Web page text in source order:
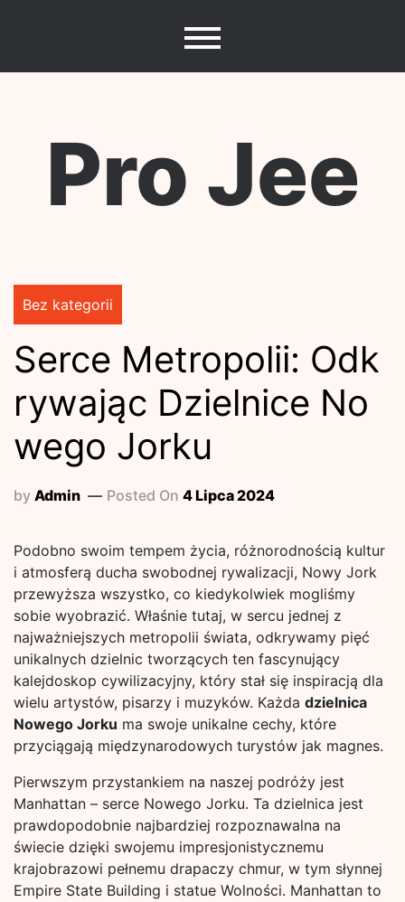
Pro Jee
Bez kategorii
Serce Metropolii: Odk
rywając Dzielnice No
wego Jorku
by Admin Posted On 4 Lipca 2024
Podobno swoim tempem życia, różnorodnością kultur
i atmosferą ducha swobodnej rywalizacji, Nowy Jork
przewyższa wszystko, co kiedykolwiek mogliśmy
sobie wyobrazić. Właśnie tutaj, w sercu jednej z
najważniejszych metropolii świata, odkrywamy pięć
unikalnych dzielnic tworzących ten fascynujący
kalejdoskop cywilizacyjny, który stał się inspiracją dla
wielu artystów, pisarzy i muzyków. Każda dzielnica
Nowego Jorku ma swoje unikalne cechy, które
przyciągają międzynarodowych turystów jak magnes.
Pierwszym przystankiem na naszej podróży jest
Manhattan – serce Nowego Jorku. Ta dzielnica jest
prawdopodobnie najbardziej rozpoznawalna na
świecie dzięki swojemu impresjonistycznemu
krajobrazowi pełnemu drapaczy chmur, w tym słynnej
Empire State Building i statue Wolności. Manhattan to